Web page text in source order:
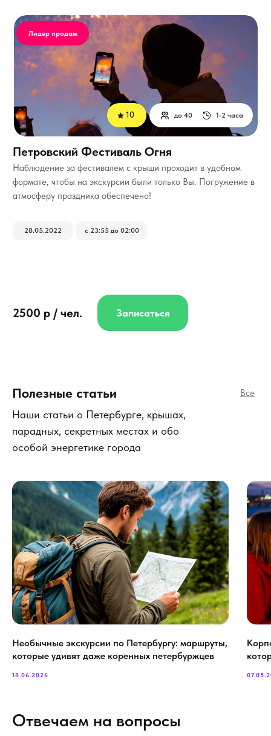
Наблюдение за фестивалем с крыши проходит в удобном
формате, чтобы на экскурсии были только Вы. Погружение в
атмосферу праздника обеспечено!
2500 р / чел.
1-2 часа
до 40
28.05.2022 с 23:55 до 02:00
Записаться
Лидер продаж
Петровский Фестиваль Огня
10
Полезные статьи
Наши статьи о Петербурге, крышах,
парадных, секретных местах и обо
особой энергетике города
Все
Необычные экскурсии по Петербургу: маршруты,
которые удивят даже коренных петербуржцев
18.06.2026
Отвечаем на вопросы